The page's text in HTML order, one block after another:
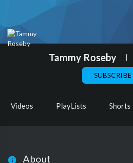
Tammy Roseby |
SUBSCRIBE
Videos PlayLists Shorts
About